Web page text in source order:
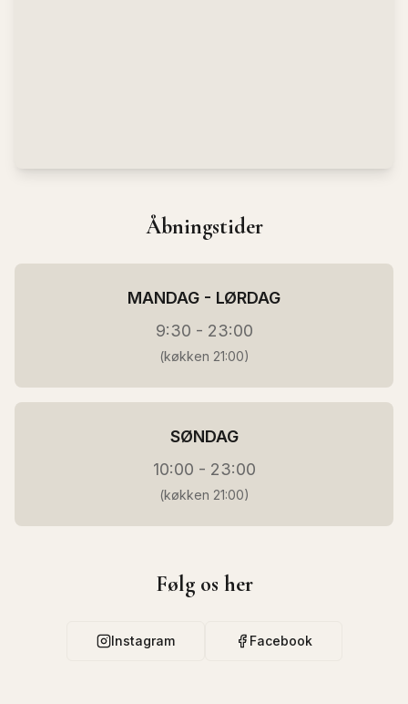
Åbningstider
MANDAG - LØRDAG
9:30 - 23:00
(køkken 21:00)
SØNDAG
10:00 - 23:00
(køkken 21:00)
Følg os her
Instagram Facebook